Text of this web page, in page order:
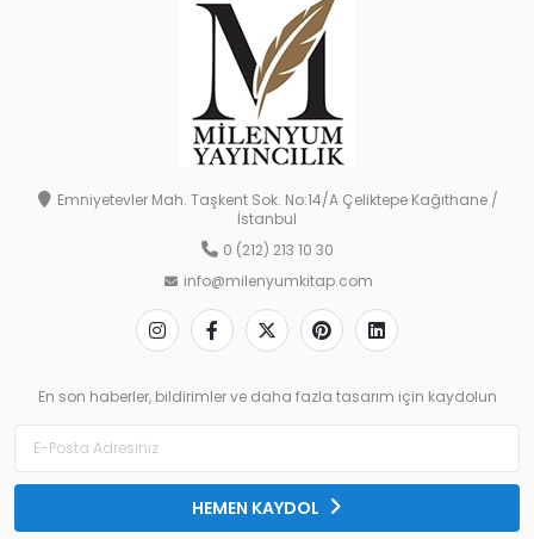
Emniyetevler Mah. Taşkent Sok. No:14/A Çeliktepe Kağıthane /
İstanbul
0 (212) 213 10 30
info@milenyumkitap.com
En son haberler, bildirimler ve daha fazla tasarım için kaydolun
HEMEN KAYDOL